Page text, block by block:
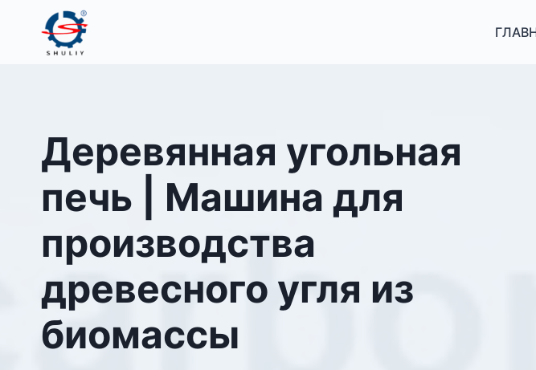
Перейти
содержимому
Деревянная угольная
печь | Машина для
производства
древесного угля из
биомассы